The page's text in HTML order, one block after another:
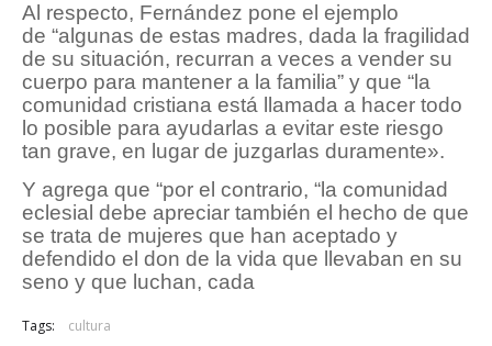
Al respecto, Fernández pone el ejemplo
de “algunas de estas madres, dada la fragilidad
de su situación, recurran a veces a vender su
cuerpo para mantener a la familia” y que “la
comunidad cristiana está llamada a hacer todo
lo posible para ayudarlas a evitar este riesgo
tan grave, en lugar de juzgarlas duramente».
Y agrega que “por el contrario, “la comunidad
eclesial debe apreciar también el hecho de que
se trata de mujeres que han aceptado y
defendido el don de la vida que llevaban en su
seno y que luchan, cada
Tags: cultura